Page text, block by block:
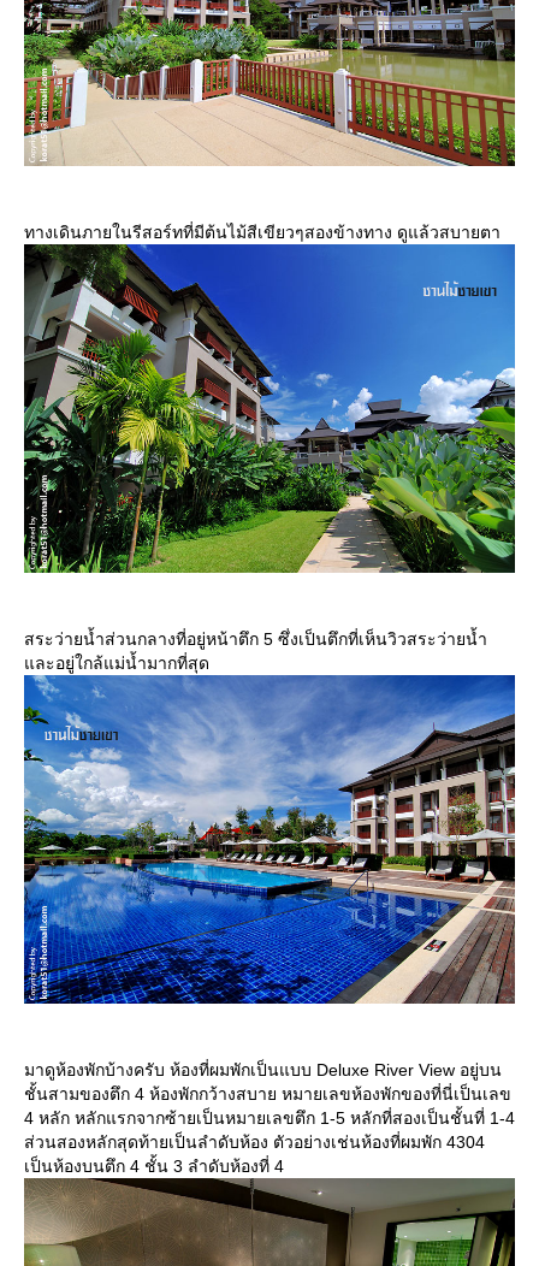
ทางเดินภายในรีสอร์ทที่มีต้นไม้สีเขียวๆสองข้างทาง ดูแล้วสบายตา
สระว่ายน้ำส่วนกลางที่อยู่หน้าตึก 5 ซึ่งเป็นตึกที่เห็นวิวสระว่ายน้ำ
ละอยู่ใกล้แม่น้ำมากที่สุด
มาดูห้องพักบ้างครับ ห้องที่ผมพักเป็นแบบ Deluxe River View อยู่บน
ชั้นสามของตึก 4 ห้องพักกว้างสบาย หมายเลขห้องพักของที่นี่เป็นเลข
4 หลัก หลักแรกจากซ้ายเป็นหมายเลขตึก 1-5 หลักที่สองเป็นชั้นที่ 1-4
ส่วนสองหลักสุดท้ายเป็นลำดับห้อง ตัวอย่างเช่นห้องที่ผมพัก 4304
เป็นห้องบนตึก 4 ชั้น 3 ลำดับห้องที่ 4